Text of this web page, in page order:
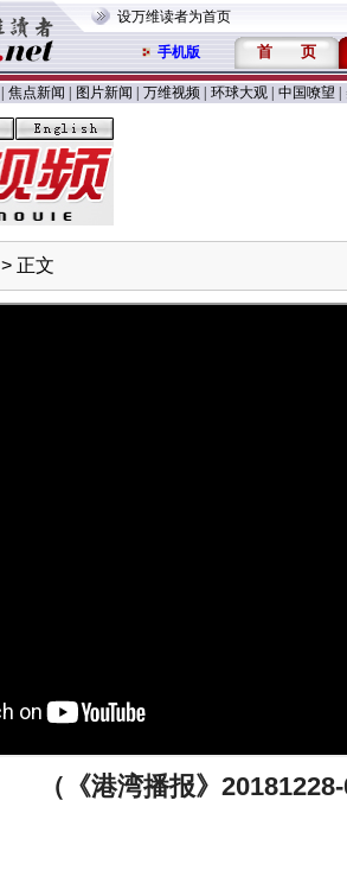
设万维读者为首页
手机版 首 页
焦点新闻 图片新闻 万维视频 环球大观 中国嘹望
> 正文
（《港湾播报》